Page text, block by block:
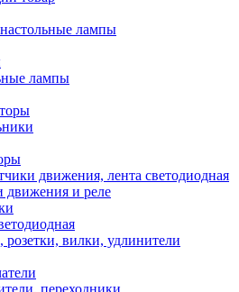
лампы
лампы
движения, лента светодиодная
движения и реле
вилки, удлинители
переходники